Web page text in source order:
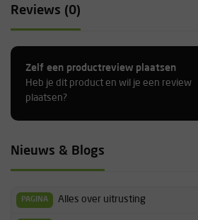
Reviews (0)
Zelf een productreview plaatsen
Heb je dit product en wil je een review
plaatsen?
Nieuws & Blogs
PAGINA Alles over uitrusting